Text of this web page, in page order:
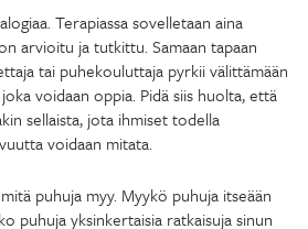
Terapiassa sovelletaan aina
arvioitu ja tutkittu. Samaan tapaan
tai puhekouluttaja pyrkii välittämään
voidaan oppia. Pidä siis huolta, että
sellaista, jota ihmiset todella
voidaan mitata.
puhuja myy. Myykö puhuja itseään
puhuja yksinkertaisia ratkaisuja sinun